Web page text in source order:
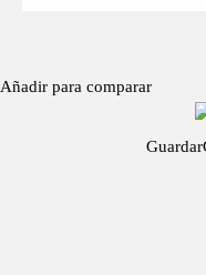
Añadir para comparar
Guardar